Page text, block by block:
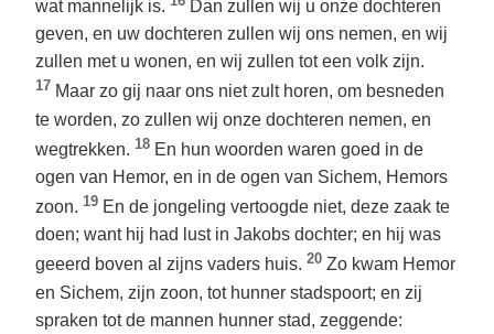
wat mannelijk is.
Dan zullen wij u onze dochteren
geven, en uw dochteren zullen wij ons nemen, en wij
zullen met u wonen, en wij zullen tot een volk zijn.
17 Maar zo gij naar ons niet zult horen, om besneden
te worden, zo zullen wij onze dochteren nemen, en
wegtrekken. 18 En hun woorden waren goed in de
ogen van Hemor, en in de ogen van Sichem, Hemors
zoon. 19 En de jongeling vertoogde niet, deze zaak te
doen; want hij had lust in Jakobs dochter; en hij was
geeerd boven al zijns vaders huis. 20 Zo kwam Hemor
en Sichem, zijn zoon, tot hunner stadspoort; en zij
spraken tot de mannen hunner stad, zeggende: